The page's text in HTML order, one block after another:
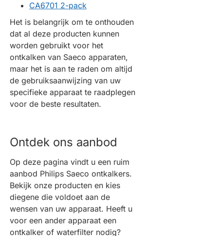
CA6701 2-pack
Het is belangrijk om te onthouden
dat al deze producten kunnen
worden gebruikt voor het
ontkalken van Saeco apparaten,
maar het is aan te raden om altijd
de gebruiksaanwijzing van uw
specifieke apparaat te raadplegen
voor de beste resultaten.
Ontdek ons aanbod
Op deze pagina vindt u een ruim
aanbod Philips Saeco ontkalkers.
Bekijk onze producten en kies
diegene die voldoet aan de
wensen van uw apparaat. Heeft u
voor een ander apparaat een
ontkalker of waterfilter nodig?